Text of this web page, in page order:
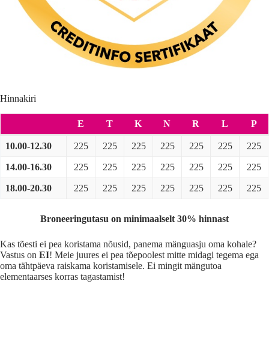
Hinnakiri
E T K N R L P
10.00-12.30 225 225 225 225 225 225 225
14.00-16.30 225 225 225 225 225 225 225
18.00-20.30 225 225 225 225 225 225 225
Broneeringutasu on minimaalselt 30% hinnast
Kas tõesti ei pea koristama nõusid, panema mänguasju oma kohale?
Vastus on EI! Meie juures ei pea tõepoolest mitte midagi tegema ega
oma tähtpäeva raiskama koristamisele. Ei mingit mängutoa
elementaarses korras tagastamist!